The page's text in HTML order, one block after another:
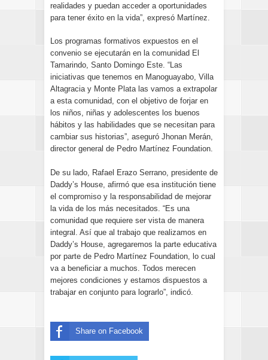
realidades y puedan acceder a oportunidades
para tener éxito en la vida”, expresó Martínez.
Los programas formativos expuestos en el
convenio se ejecutarán en la comunidad El
Tamarindo, Santo Domingo Este. “Las
iniciativas que tenemos en Manoguayabo, Villa
Altagracia y Monte Plata las vamos a extrapolar
a esta comunidad, con el objetivo de forjar en
los niños, niñas y adolescentes los buenos
hábitos y las habilidades que se necesitan para
cambiar sus historias”, aseguró Jhonan Merán,
director general de Pedro Martínez Foundation.
De su lado, Rafael Erazo Serrano, presidente de
Daddy’s House, afirmó que esa institución tiene
el compromiso y la responsabilidad de mejorar
la vida de los más necesitados. “Es una
comunidad que requiere ser vista de manera
integral. Así que al trabajo que realizamos en
Daddy’s House, agregaremos la parte educativa
por parte de Pedro Martínez Foundation, lo cual
va a beneficiar a muchos. Todos merecen
mejores condiciones y estamos dispuestos a
trabajar en conjunto para lograrlo”, indicó.
Share on Facebook